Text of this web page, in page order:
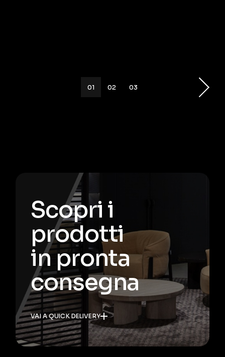
01 02 03
Scopri i
prodotti
in pronta
consegna
VAI A QUICK DELIVERY